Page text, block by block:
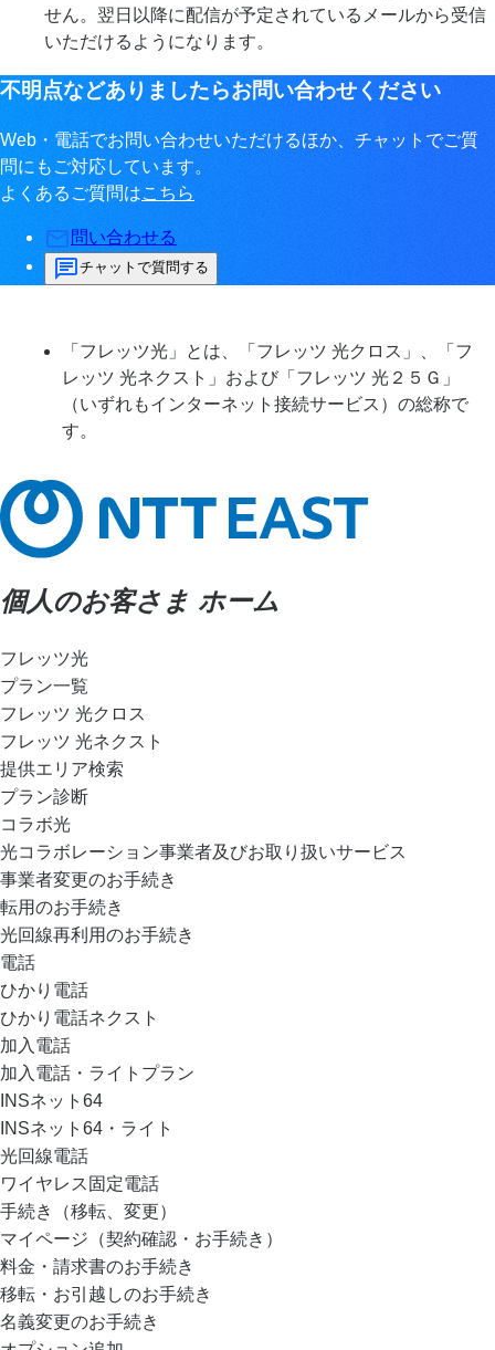
せん。翌日以降に配信が予定されているメールから受信
いただけるようになります。
不明点などありましたらお問い合わせください
Web・電話でお問い合わせいただけるほか、チャットでご質
問にもご対応しています。
よくあるご質問はこちら
問い合わせる
チャットで質問する
「フレッツ光」とは、「フレッツ 光クロス」、「フ
レッツ 光ネクスト」および「フレッツ 光２５Ｇ」
（いずれもインターネット接続サービス）の総称で
す。
個人のお客さま ホーム
フレッツ光
プラン一覧
フレッツ 光クロス
フレッツ 光ネクスト
提供エリア検索
プラン診断
コラボ光
光コラボレーション事業者及びお取り扱いサービス
事業者変更のお手続き
転用のお手続き
光回線再利用のお手続き
電話
ひかり電話
ひかり電話ネクスト
加入電話
加入電話・ライトプラン
INSネット64
INSネット64・ライト
光回線電話
ワイヤレス固定電話
手続き（移転、変更）
マイページ（契約確認・お手続き）
料金・請求書のお手続き
移転・お引越しのお手続き
名義変更のお手続き